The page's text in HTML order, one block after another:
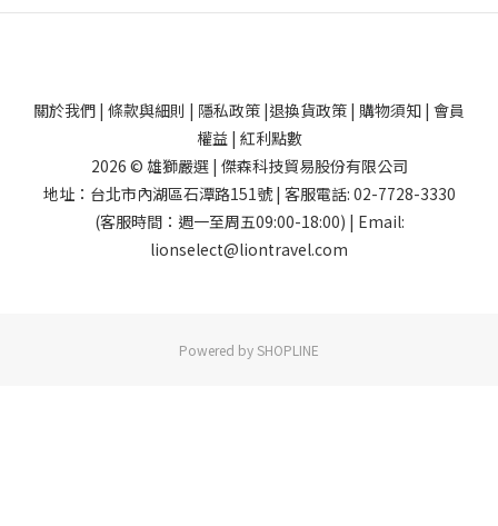
關於我們 | 條款與細則 | 隱私政策 |退換貨政策 | 購物須知 | 會員
權益 | 紅利點數
2026 © 雄獅嚴選 | 傑森科技貿易股份有限公司
地址：台北市內湖區石潭路151號 | 客服電話: 02-7728-3330
(客服時間：週一至周五09:00-18:00) | Email:
lionselect@liontravel.com
Powered by SHOPLINE